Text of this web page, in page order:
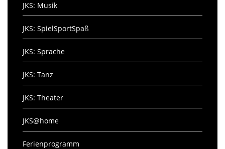
JKS: Musik
JKS: SpielSportSpaß
JKS: Sprache
JKS: Tanz
JKS: Theater
JKS@home
Ferienprogramm